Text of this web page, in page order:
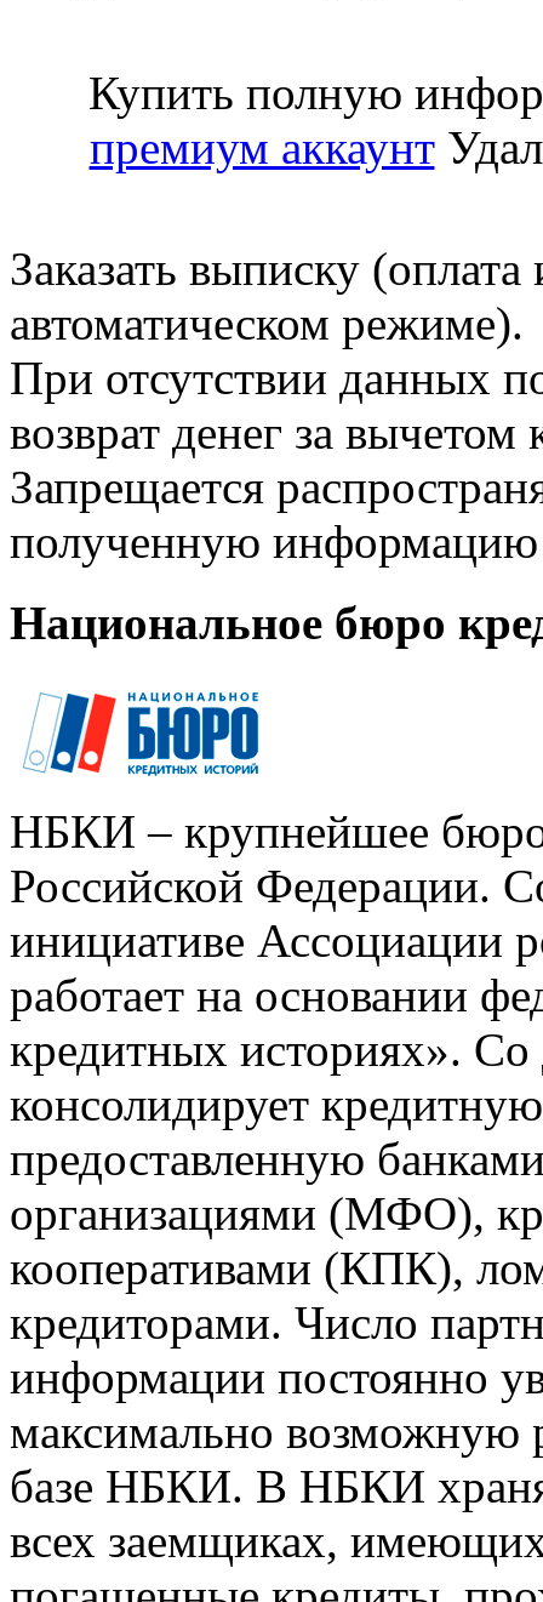
Купить полную
премиум аккаунт
Заказать выписку
автоматическом режиме).
При отсутствии данных
возврат денег за
Запрещается
полученную информацию
Национальное бюро
НБКИ – крупнейшее
Российской Федерации.
инициативе Ассоциации
работает на основании
кредитных историях».
консолидирует
предоставленную
организациями (МФО),
кооперативами (КПК),
кредиторами. Число
информации постоянно
максимально возможную
базе НБКИ. В НБКИ
всех заемщиках,